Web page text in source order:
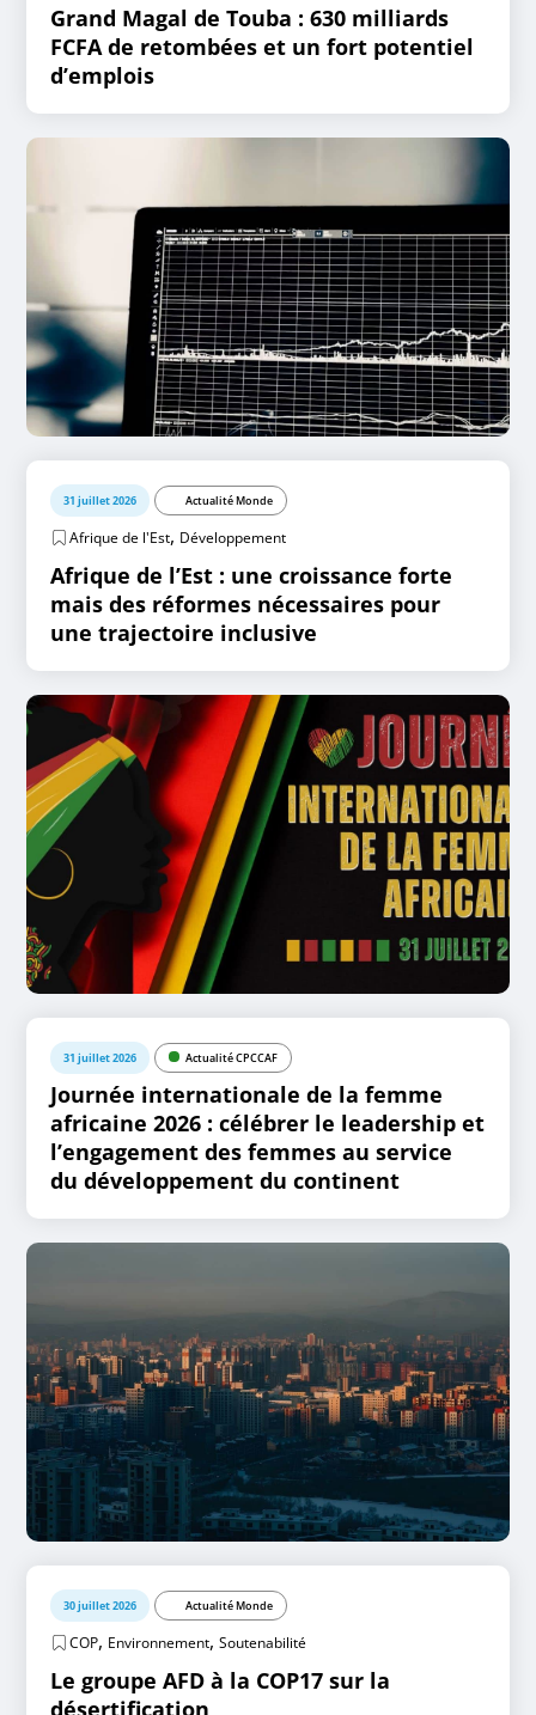
Grand Magal de Touba : 630 milliards
FCFA de retombées et un fort potentiel
d’emplois
31 juillet 2026 Actualité Monde
Afrique de l'Est, Développement
Afrique de l’Est : une croissance forte
mais des réformes nécessaires pour
une trajectoire inclusive
31 juillet 2026 Actualité CPCCAF
Journée internationale de la femme
africaine 2026 : célébrer le leadership et
l’engagement des femmes au service
du développement du continent
30 juillet 2026 Actualité Monde
COP, Environnement,Soutenabilité
Le groupe AFD à la COP17 sur la
désertification